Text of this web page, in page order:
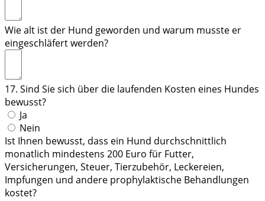
Wie alt ist der Hund geworden und warum musste er
eingeschläfert werden?
17. Sind Sie sich über die laufenden Kosten eines Hundes
bewusst?
Ja
Nein
Ist Ihnen bewusst, dass ein Hund durchschnittlich
monatlich mindestens 200 Euro für Futter,
Versicherungen, Steuer, Tierzubehör, Leckereien,
Impfungen und andere prophylaktische Behandlungen
kostet?